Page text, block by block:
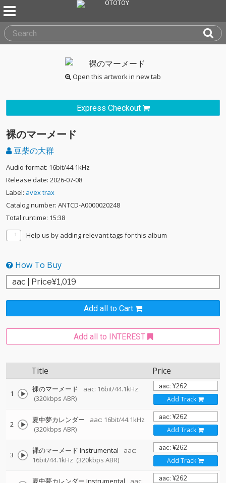
Open this artwork in new tab
Express Checkout
裸のマーメード
豆柴の大群
Audio format: 16bit/44.1kHz
Release date: 2026-07-08
Label: avex trax
Catalog number: ANTCD-A0000020248
Total runtime: 15:38
Help us by adding relevant tags for this album
How To Buy
Add all to Cart
Add all to INTEREST
Title Price
1 裸のマーメード
aac: 16bit/44.1kHz
(320kbps ABR)
Add Track
2 夏中夢カレンダー
aac: 16bit/44.1kHz
(320kbps ABR)
Add Track
3 裸のマーメード Instrumental
aac:
16bit/44.1kHz (320kbps ABR) Add Track
夏中夢カレンダー Instrumental
aac: